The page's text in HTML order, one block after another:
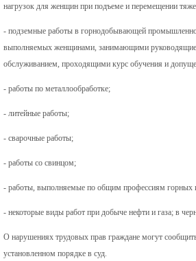
нагрузок для женщин при подъеме и перемещении
- подземные работы в горнодобывающей
выполняемых женщинами, занимающими
обслуживанием, проходящими курс обучения и
- работы по металлообработке;
- литейные работы;
- сварочные работы;
- работы со свинцом;
- работы, выполняемые по общим профессиям горных
- некоторые виды работ при добыче нефти и газа; в
О нарушениях трудовых прав граждане могут
установленном порядке в суд.